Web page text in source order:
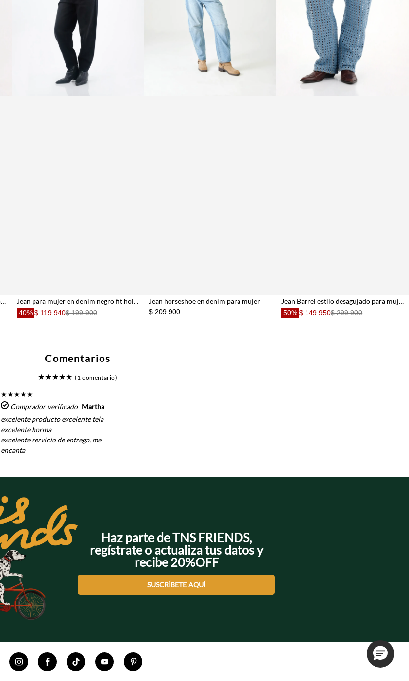
Jean barrel de tiro alto con estampado en denim oscuro para mujer Jean para mujer en denim negro fit holgado con lavado sólido
40% $ 119.940$ 199.900
Jean horseshoe en denim para mujer
$ 209.900
Jean Barrel estilo desagujado para mujer
50% $ 149.950$ 299.900
Comentarios
★★★★★ (1 comentario)
★★★★★
Comprador verificado Martha
excelente producto excelente tela
excelente horma
excelente servicio de entrega, me
encanta
Haz parte de TNS FRIENDS,
regístrate o actualiza tus datos y
recibe 20%OFF
SUSCRÍBETE AQUÍ